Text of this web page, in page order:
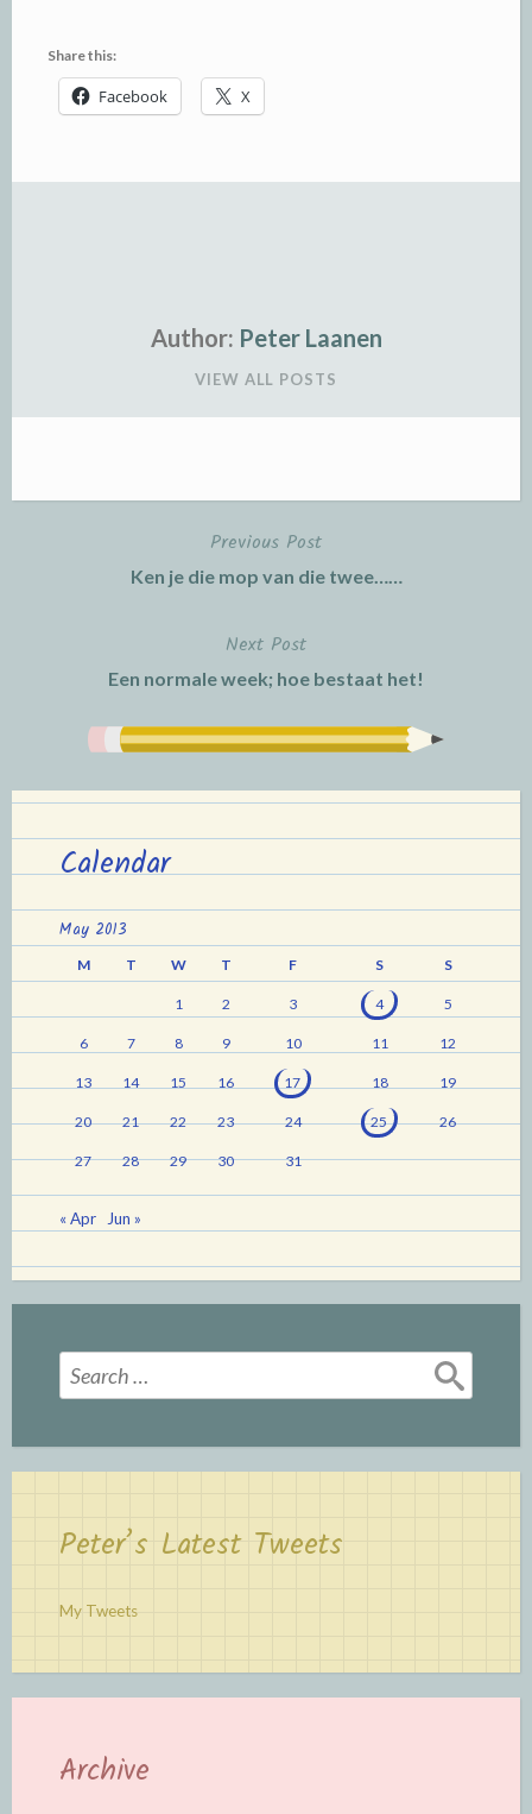
Share this:
Facebook X
Author: Peter Laanen
VIEW ALL POSTS
Previous Post
Ken je die mop van die twee……
Next Post
Een normale week; hoe bestaat het!
Calendar
May 2013
M T W T F S S
1 2 3 4 5
6 7 8 9 10 11 12
13 14 15 16 17 18 19
20 21 22 23 24 25 26
27 28 29 30 31
« Apr Jun »
Search
for:
Peter’s Latest Tweets
My Tweets
Archive